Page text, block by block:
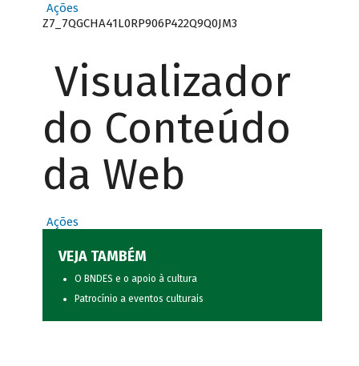
Ações
Z7_7QGCHA41L0RP906P422Q9Q0JM3
Visualizador
do Conteúdo
da Web
Ações
VEJA TAMBÉM
O BNDES e o apoio à cultura
Patrocínio a eventos culturais